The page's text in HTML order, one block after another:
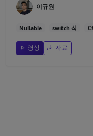
이규원
Nullable switch 식
영상 자료